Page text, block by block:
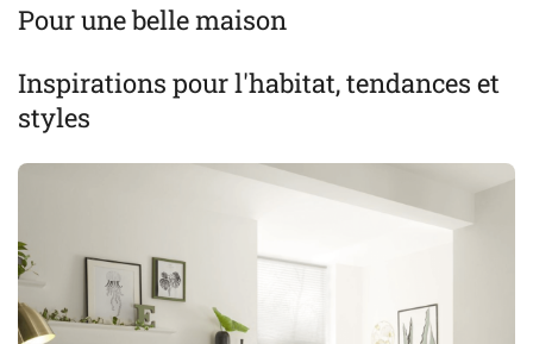
Pour une belle maison
Inspirations pour l'habitat, tendances et
styles